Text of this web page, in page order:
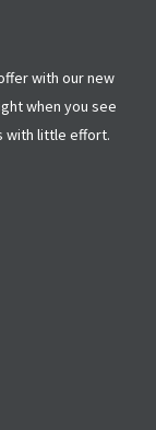
with our new
when you see
with little effort.